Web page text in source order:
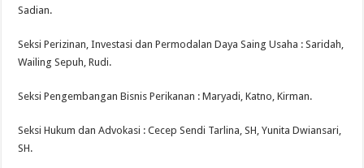
Sadian.
Seksi Perizinan, Investasi dan Permodalan Daya Saing Usaha : Saridah,
Wailing Sepuh, Rudi.
Seksi Pengembangan Bisnis Perikanan : Maryadi, Katno, Kirman.
Seksi Hukum dan Advokasi : Cecep Sendi Tarlina, SH, Yunita Dwiansari,
SH.